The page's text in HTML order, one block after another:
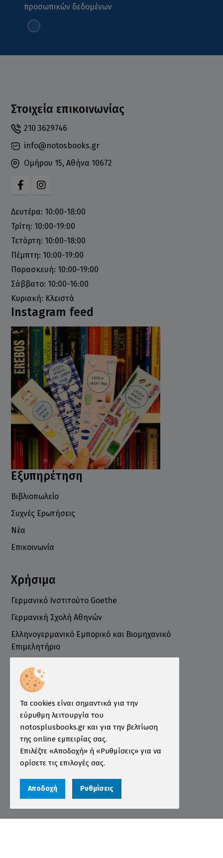
προσωπικών δεδομένων
Στοιχεία επικοινωνίας
210 3629746
info@notosbooks.gr
Ομήρου 15, Αθήνα 10672
Δευτέρα: 10:00-18:00
Τρίτη: 10:00-19:00
Τετάρτη: 10:00-18:00
Πέμπτη: 10:00-19:00
Παρασκευή: 10:00-19:00
Σάββατο: 10:00-16:00
Κυριακή: Κλειστά
Instagram feed
Εξυπηρέτηση
Βιβλιοπωλείο
Συχνές Ερωτήσεις
Νέα
Επικοινωνία
Χρήσιμα
Γερμανικό Ινστιτούτο Goethe
Γερμανική Σχολή Αθηνών
Ελληνογερμανικό Εμπορικό και Βιομηχανικό
Επιμελητήριο
Πληροφορίες
Τρόποι Πληρωμής
Τρόποι Αποστολής
Εγγύηση - Επιστροφές
Όροι χρήσης
Προστασία Προσωπικών Δεδομένων
Cookies
Τα cookies είναι σημαντικά για την
εύρυθμη λειτουργία του
notosplusbooks.gr και για την βελτίωση
της online εμπειρίας σας.
Επιλέξτε «Αποδοχή» ή «Ρυθμίσεις» για να
ορίσετε τις επιλογές σας.
Αποδοχή Ρυθμίσεις